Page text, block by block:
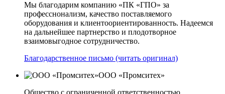
Мы благодарим компанию «ПК «ГПО» за
професснонализм, качество поставляемого
оборудования и клиентоориентированность. Надеемся
на дальнейшее партнерство и плодотворное
взаимовыгодное сотрудничество.
Благодарственное письмо (читать оригинал)
ООО «Промситех»